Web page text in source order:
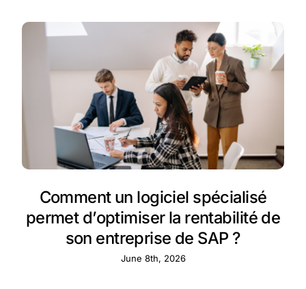
Comment un logiciel spécialisé
permet d’optimiser la rentabilité de
son entreprise de SAP ?
June 8th, 2026